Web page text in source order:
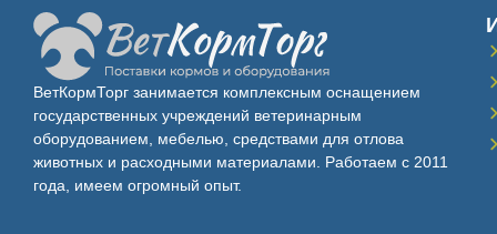
ВетКормТорг занимается комплексным оснащением
государственных учреждений ветеринарным
оборудованием, мебелью, средствами для отлова
животных и расходными материалами. Работаем с 2011
года, имеем огромный опыт.